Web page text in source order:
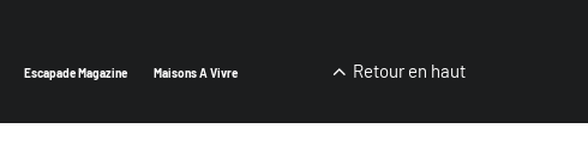
Escapade Magazine Maisons A Vivre Retour en haut